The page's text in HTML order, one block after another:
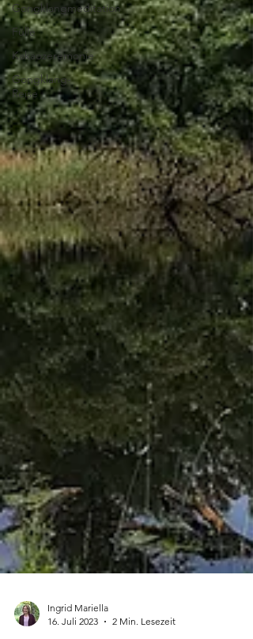
Gongklangmeditation
Fülle
Kakaozeremonie
Gongklang-
Reise